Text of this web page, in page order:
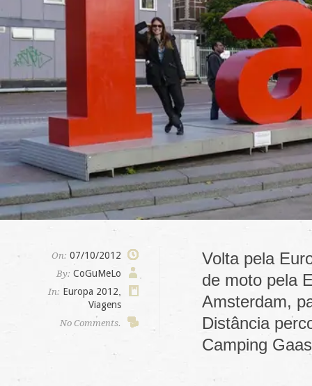
On: 07/10/2012
By: CoGuMeLo
In: Europa 2012
Viagens
No Comments.
Volta pela
de moto pela
Amsterdam,
Distância
Camping